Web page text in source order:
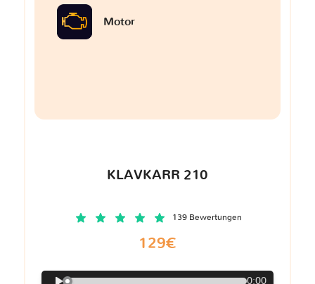
Motor
KLAVKARR 210
139 Bewertungen
129€
0:00